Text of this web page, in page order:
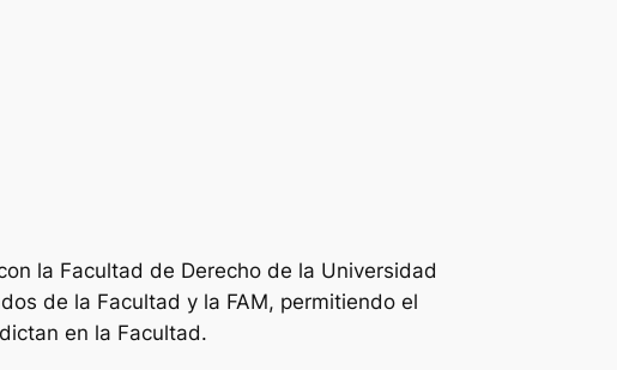
la Facultad de Derecho de la Universidad
de la Facultad y la FAM, permitiendo el
en la Facultad.